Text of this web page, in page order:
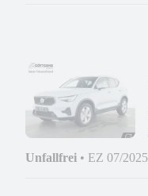
Unfallfrei • EZ 07/2025